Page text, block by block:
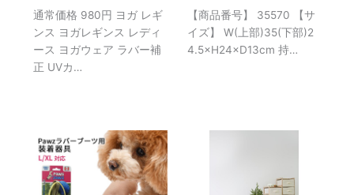
通常価格 980円 ヨガ レギ
ンス ヨガレギンス レディ
ース ヨガウェア ラバー補
正 UVカ…
【商品番号】 35570 【サ
イズ】 W(上部)35(下部)2
4.5×H24×D13cm 持…